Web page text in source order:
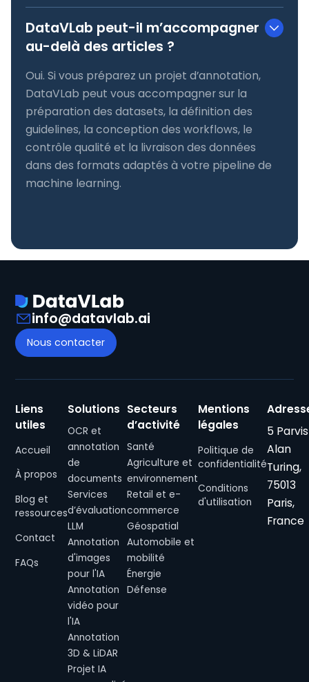
DataVLab peut-il m’accompagner
au-delà des articles ?
Oui. Si vous préparez un projet d’annotation,
DataVLab peut vous accompagner sur la
préparation des datasets, la définition des
guidelines, la conception des workflows, le
contrôle qualité et la livraison des données
dans des formats adaptés à votre pipeline de
machine learning.
info@datavlab.ai
Nous contacter
Liens
utiles
Accueil
À propos
Blog et
ressources
Contact
FAQs
Solutions
OCR et
annotation
de
documents
Services
d’évaluation
LLM
Annotation
d'images
pour l'IA
Annotation
vidéo pour
l'IA
Annotation
3D & LiDAR
Projet IA
Secteurs
d’activité
Santé
Agriculture et
environnement
Retail et e-
commerce
Géospatial
Automobile et
mobilité
Énergie
Défense
Mentions
légales
Politique de
confidentialité
Conditions
d'utilisation
5 Parvis
Alan
Turing,
75013
Paris,
France